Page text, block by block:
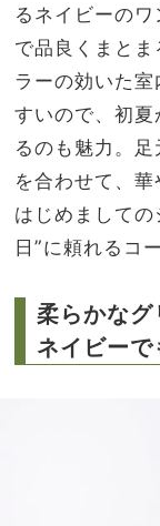
るネイビーの
で品良くまと
ラーの効いた
すいので、初
るのも魅力。
を合わせて、華
はじめまして
日”に頼れるコ
柔らかなグ
ネイビー